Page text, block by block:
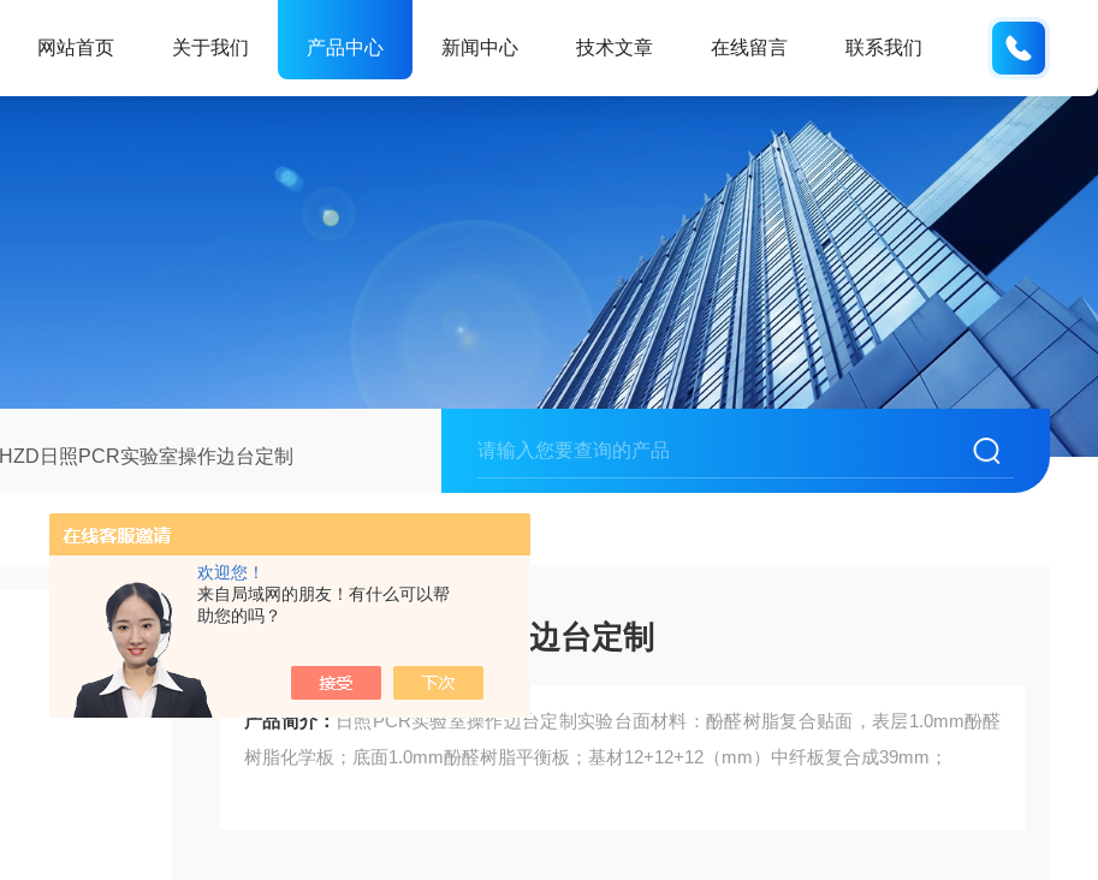
欢迎您！
来自局域网的朋友！有什么可以帮
助您的吗？
网站首页 关于我们 产品中心 新闻中心 技术文章 在线留言 联系我们
HZD日照PCR实验室操作边台定制
日照PCR实验室操作边台定制
产品简介： 日照PCR实验室操作边台定制实验台面材料：酚醛树脂复合贴面，表层1.0mm酚醛
树脂化学板；底面1.0mm酚醛树脂平衡板；基材12+12+12（mm）中纤板复合成39mm；